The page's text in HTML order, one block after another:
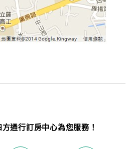
通行訂房中心為您服務！